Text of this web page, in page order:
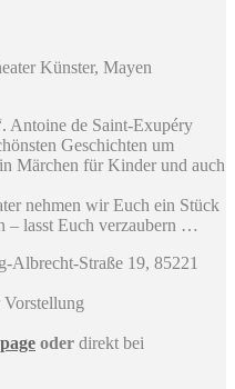
Künster, Mayen
Antoine de Saint-Exupéry
Geschichten um
für Kinder und auch
nehmen wir Euch ein Stück
– lasst Euch verzaubern …
Albrecht-Straße 19, 85221
oder direkt bei